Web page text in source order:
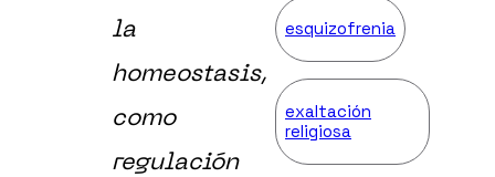
la
homeostasis,
como
regulación
esquizofrenia
exaltación
religiosa